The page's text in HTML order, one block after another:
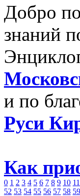
Добро
знаний
и по
Руси
Как
0 1 2 3 4 5 6 7 8 9 10 11
52 53 54 55 56 57 58 59